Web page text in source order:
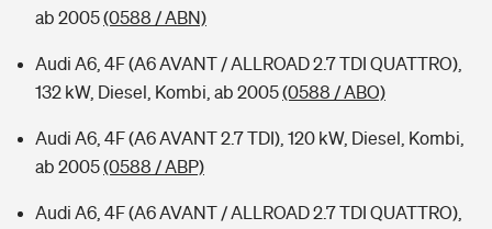
ab 2005(0588 / ABN)
Audi A6, 4F (A6 AVANT / ALLROAD 2.7 TDI QUATTRO),
132 kW, Diesel, Kombi, ab 2005(0588 / ABO)
Audi A6, 4F (A6 AVANT 2.7 TDI), 120 kW, Diesel, Kombi,
ab 2005(0588 / ABP)
Audi A6, 4F (A6 AVANT / ALLROAD 2.7 TDI QUATTRO),